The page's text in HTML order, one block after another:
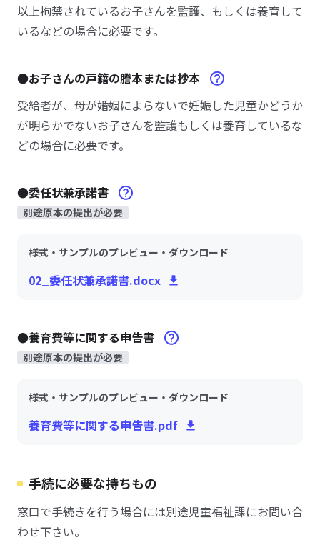
以上拘禁されているお子さんを監護、もしくは養育して
いるなどの場合に必要です。
●お子さんの戸籍の謄本または抄本
受給者が、母が婚姻によらないで妊娠した児童かどうか
が明らかでないお子さんを監護もしくは養育しているな
どの場合に必要です。
●委任状兼承諾書
別途原本の提出が必要
様式・サンプルのプレビュー・ダウンロード
02_委任状兼承諾書.docx
●養育費等に関する申告書
別途原本の提出が必要
様式・サンプルのプレビュー・ダウンロード
養育費等に関する申告書.pdf
手続に必要な持ちもの
窓口で手続きを行う場合には別途児童福祉課にお問い合
わせ下さい。